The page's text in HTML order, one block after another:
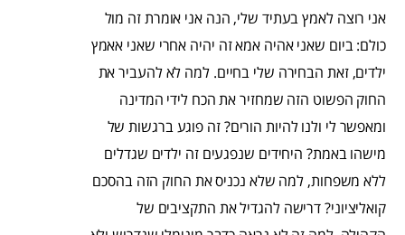
אני רוצה לאמץ בעתיד שלי, הנה אני אומרת זה מול
כולם: ביום שאני אהיה אמא זה יהיה אחרי שאני אאמץ
ילדים, זאת הבחירה שלי בחיים. למה לא להעביר את
החוק הפשוט הזה שמחזיר את הכח לידי המדינה
ומאפשר לי ולנו להיות הורים? זה פוגע ברגשות של
מישהו באמת? היחידים שנפגעים זה ילדים שגדלים
ללא משפחות, למה שלא נכניס את החוק הזה בהסכם
קואליציוני? דרישה להגדיל את התקציבים של